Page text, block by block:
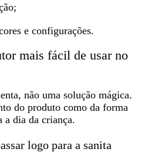
e configurações.
mais fácil de usar no
não uma solução mágica.
do produto como da forma
a dia da criança.
logo para a sanita